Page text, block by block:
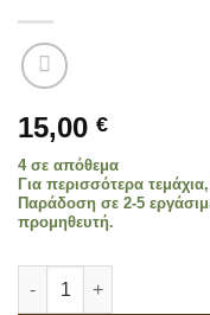
15,00 €
4 σε απόθεμα
Για περισσότερα
Παράδοση σε 2-5
προμηθευτή.
Ortiva 25 SC 200ml